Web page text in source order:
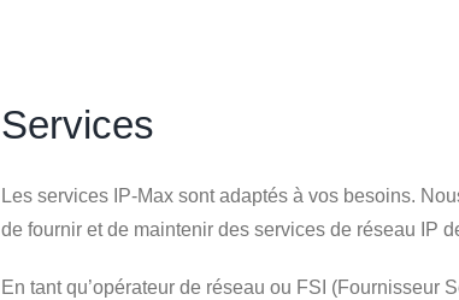
Services
Les services IP-Max sont adaptés à vos besoins.
de fournir et de maintenir des services de réseau IP
En tant qu’opérateur de réseau ou FSI (Fournisseur